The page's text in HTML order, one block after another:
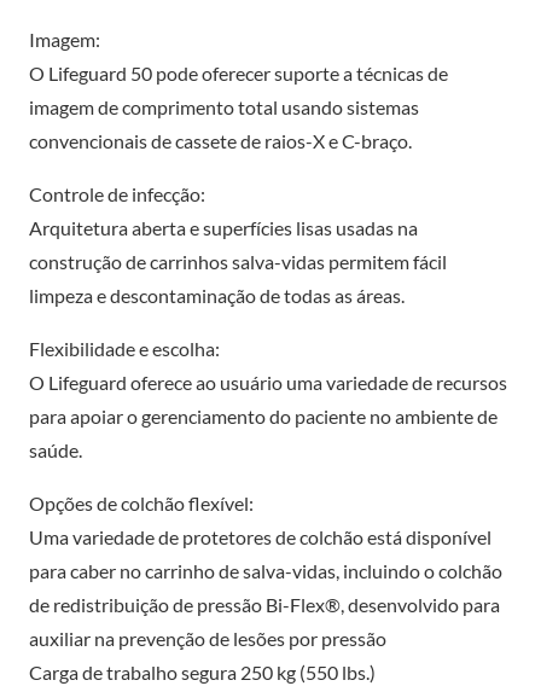
Imagem:
O Lifeguard 50 pode oferecer suporte a técnicas de
imagem de comprimento total usando sistemas
convencionais de cassete de raios-X e C-braço.
Controle de infecção:
Arquitetura aberta e superfícies lisas usadas na
construção de carrinhos salva-vidas permitem fácil
limpeza e descontaminação de todas as áreas.
Flexibilidade e escolha:
O Lifeguard oferece ao usuário uma variedade de recursos
para apoiar o gerenciamento do paciente no ambiente de
saúde.
Opções de colchão flexível:
Uma variedade de protetores de colchão está disponível
para caber no carrinho de salva-vidas, incluindo o colchão
de redistribuição de pressão Bi-Flex®, desenvolvido para
auxiliar na prevenção de lesões por pressão
Carga de trabalho segura 250 kg (550 lbs.)